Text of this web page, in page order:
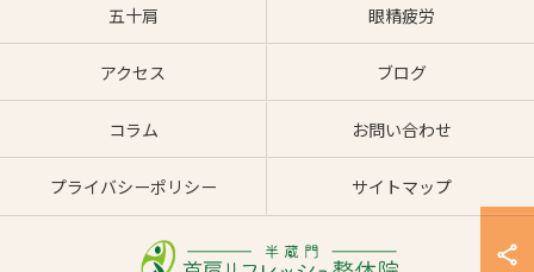
五十肩 眼精疲労
アクセス ブログ
コラム お問い合わせ
プライバシーポリシー サイトマップ